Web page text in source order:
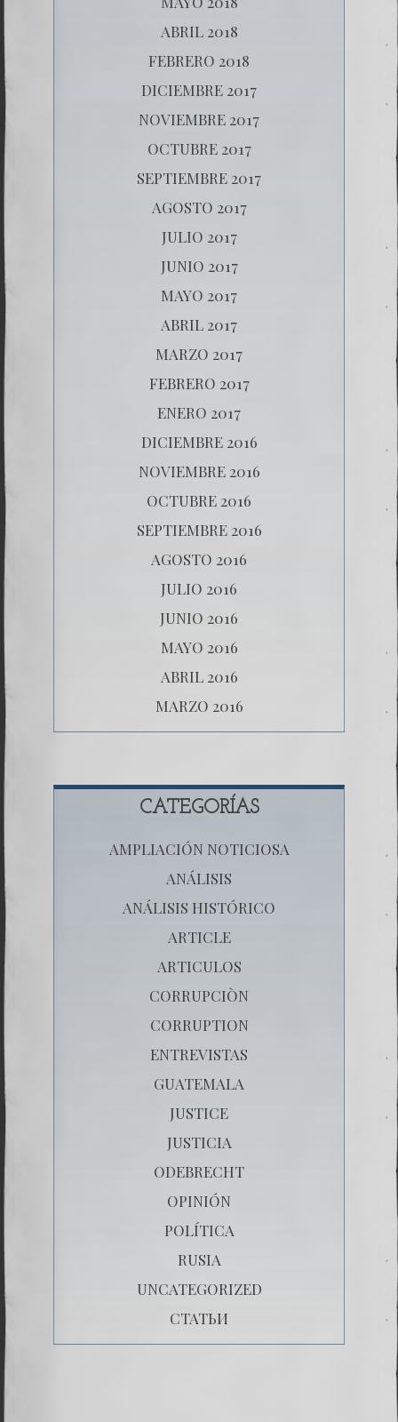
ABRIL 2018
FEBRERO 2018
DICIEMBRE 2017
NOVIEMBRE 2017
OCTUBRE 2017
SEPTIEMBRE 2017
AGOSTO 2017
JULIO 2017
JUNIO 2017
MAYO 2017
ABRIL 2017
MARZO 2017
FEBRERO 2017
ENERO 2017
DICIEMBRE 2016
NOVIEMBRE 2016
OCTUBRE 2016
SEPTIEMBRE 2016
AGOSTO 2016
JULIO 2016
JUNIO 2016
MAYO 2016
ABRIL 2016
MARZO 2016
CATEGORÍAS
AMPLIACIÓN NOTICIOSA
ANÁLISIS
ANÁLISIS HISTÓRICO
ARTICLE
ARTICULOS
CORRUPCIÒN
CORRUPTION
ENTREVISTAS
GUATEMALA
JUSTICE
JUSTICIA
ODEBRECHT
OPINIÓN
POLÍTICA
RUSIA
UNCATEGORIZED
СТАТЬИ